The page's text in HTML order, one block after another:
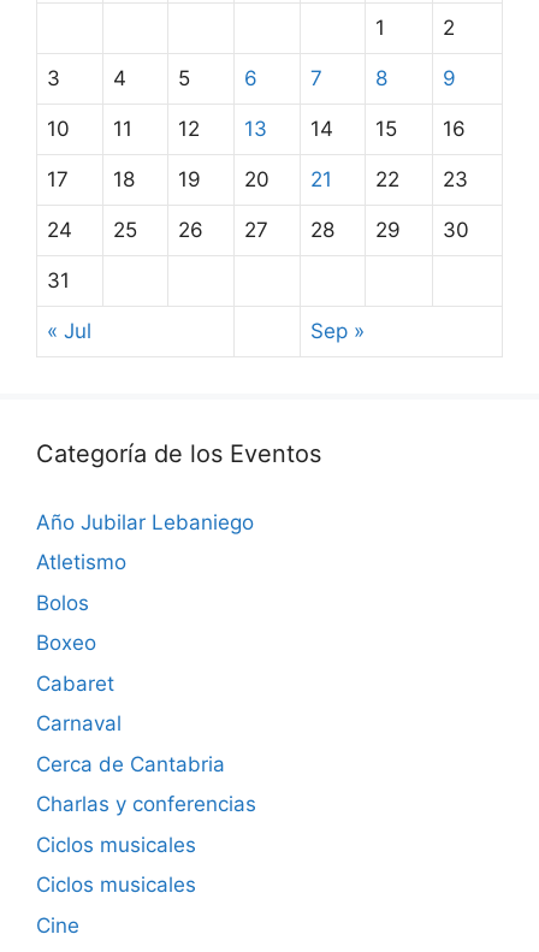
1 2
3 4 5 6 7 8 9
10 11 12 13 14 15 16
17 18 19 20 21 22 23
24 25 26 27 28 29 30
31
« Jul Sep »
Categoría de los Eventos
Año Jubilar Lebaniego
Atletismo
Bolos
Boxeo
Cabaret
Carnaval
Cerca de Cantabria
Charlas y conferencias
Ciclos musicales
Ciclos musicales
Cine